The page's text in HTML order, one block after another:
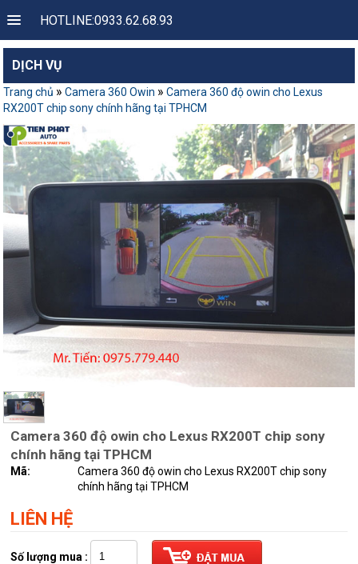
HOTLINE:0933.62.68.93
DỊCH VỤ
Trang chủ » Camera 360 Owin » Camera 360 độ owin cho Lexus
RX200T chip sony chính hãng tại TPHCM
Camera 360 độ owin cho Lexus RX200T chip sony
chính hãng tại TPHCM
Mã:
Camera 360 độ owin cho Lexus RX200T chip sony
chính hãng tại TPHCM
LIÊN HỆ
Số lượng mua :